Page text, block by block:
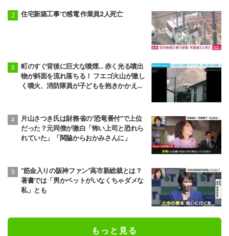
住宅新築工事で感電 作業員2人死亡
町のすぐ背後に巨大な噴煙… 赤く光る噴出
物が斜面を流れ落ちる！ フエゴ火山が激し
く噴火、消防隊員が子どもを抱きかかえ夜
片山さつき氏は財務省の“恐竜番付”で上位
だった？元同僚が激白「怖い上司と恐れら
れていた」「関脇からおかみさんに」
“筋金入りの阪神ファン”高市新総裁とは？
著書では「男かペットがいなくちゃダメな
私」とも
もっと見る